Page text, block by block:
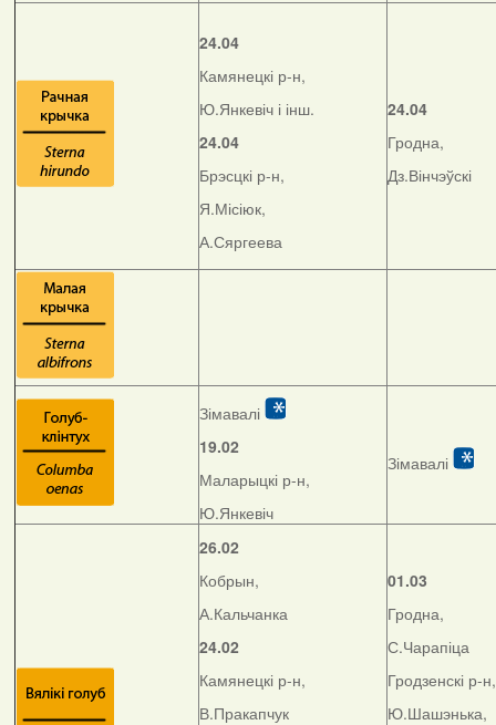
24.04
Камянецкі р-н,
Ю.Янкевіч і інш.
24.04
Брэсцкі р-н,
Я.Місіюк,
А.Сяргеева
24.04
Гродна,
Дз.Вінчэўскі
Зімавалі
19.02
Маларыцкі р-н,
Ю.Янкевіч
Зімавалі
26.02
Кобрын,
А.Кальчанка
24.02
Камянецкі р-н,
В.Пракапчук
01.03
Гродна,
С.Чарапіца
Гродзенскі р-н,
Ю.Шашэнька,